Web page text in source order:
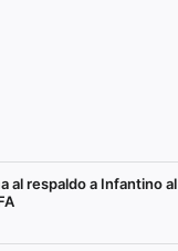
al respaldo a Infantino al